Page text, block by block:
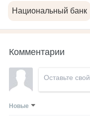
Национальный банк
Комментарии
Новые